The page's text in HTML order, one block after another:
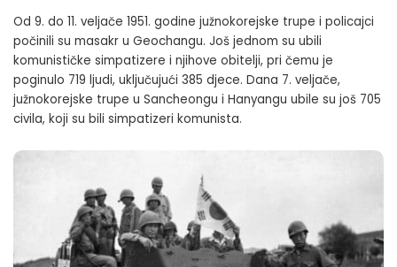
Od 9. do 11. veljače 1951. godine južnokorejske trupe i policajci
počinili su masakr u Geochangu. Još jednom su ubili
komunističke simpatizere i njihove obitelji, pri čemu je
poginulo 719 ljudi, uključujući 385 djece. Dana 7. veljače,
južnokorejske trupe u Sancheongu i Hanyangu ubile su još 705
civila, koji su bili simpatizeri komunista.